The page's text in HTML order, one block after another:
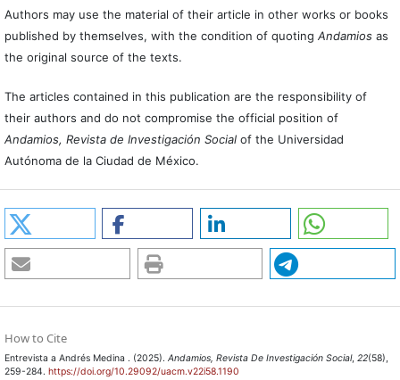
Authors may use the material of their article in other works or books
published by themselves, with the condition of quoting Andamiosas
the original source of the texts.
The articles contained in this publication are the responsibility of
their authors and do not compromise the official position of
Andamios, Revista de Investigación Social of the Universidad
Autónoma de la Ciudad de México.
How to Cite
Entrevista a Andrés Medina . (2025). Andamios, Revista De Investigación Social, 22(58),
259-284. https://doi.org/10.29092/uacm.v22i58.1190